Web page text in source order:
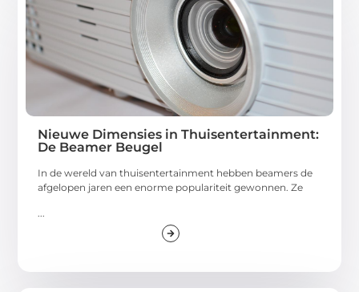
Nieuwe Dimensies in Thuisentertainment:
De Beamer Beugel
In de wereld van thuisentertainment hebben beamers de
afgelopen jaren een enorme populariteit gewonnen. Ze
...